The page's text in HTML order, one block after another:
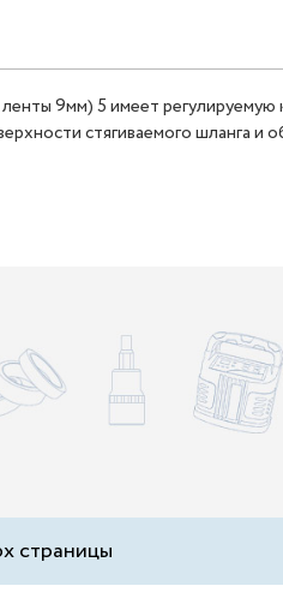
9мм) 5 имеет
стягиваемого шланга и
страницы